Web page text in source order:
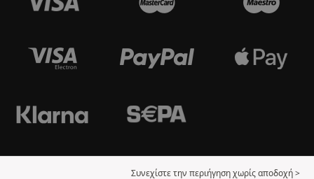
Συνεχίστε την περιήγηση χωρίς αποδοχή >